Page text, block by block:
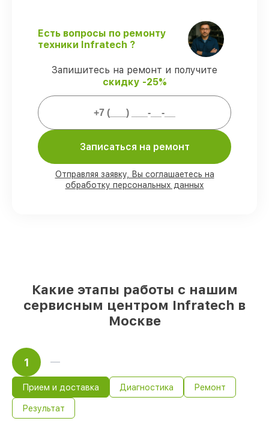
Поддержка после ремонта – все
работы и запчасти защищены
гарантийной поддержкой до 3 лет.
Мы гарантируем:
80%
владельца
90%
запчастей Infratech имеются на
складе в Москве, остальные доступны
для срочного заказа
Есть вопросы по ремонту
техники Infratech ?
Запишитесь на ремонт и получите
скидку -25%
Записаться на ремонт
Отправляя заявку, Вы соглашаетесь на
обработку персональных данных
Какие этапы работы с нашим
сервисным центром Infratech в
Москве
1
Прием и доставка Диагностика Ремонт
Результат